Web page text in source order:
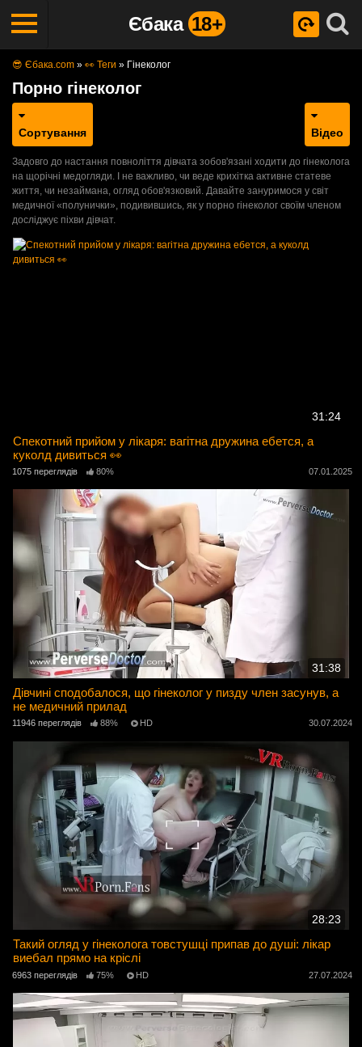
Єбака 18+
😎 Єбака.com » 👀 Теги » Гінеколог
Порно гінеколог
Сортування Відео
Задовго до настання повноліття дівчата зобов'язані ходити до гінеколога
на щорічні медогляди. І не важливо, чи веде крихітка активне статеве
життя, чи незаймана, огляд обов'язковий. Давайте зануримося у світ
медичної «полунички», подивившись, як у порно гінеколог своїм членом
досліджує піхви дівчат.
31:24
Спекотний прийом у лікаря: вагітна дружина ебется, а
куколд дивиться 👀
1075 переглядів 80% 07.01.2025
31:38
Дівчині сподобалося, що гінеколог у пизду член засунув, а
не медичний прилад
11946 переглядів 88% HD 30.07.2024
28:23
Такий огляд у гінеколога товстушці припав до душі: лікар
виебал прямо на кріслі
6963 переглядів 75% HD 27.07.2024